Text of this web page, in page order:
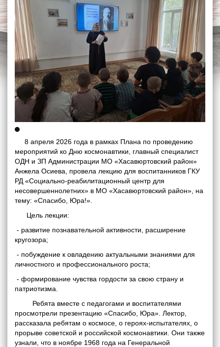
8 апреля 2026 года в рамках Плана по проведению
мероприятий ко Дню космонавтики, главный специалист
ОДН и ЗП Администрации МО «Хасавюртовский район»
Анжела Осиева, провела лекцию для воспитанников ГКУ
РД «Социально-реабилитационный центр для
несовершеннолетних» в МО «Хасавюртовский район», на
тему: «Спасибо, Юра!».
Цель лекции:
- развитие познавательной активности, расширение
кругозора;
- побуждение к овладению актуальными знаниями для
личностного и профессионального роста;
- формирование чувства гордости за свою страну и
патриотизма.
Ребята вместе с педагогами и воспитателями
просмотрели презентацию «Спасибо, Юра». Лектор,
рассказала ребятам о космосе, о героях-испытателях, о
прорыве советской и российской космонавтики. Они также
узнали, что в ноябре 1968 года на Генеральной